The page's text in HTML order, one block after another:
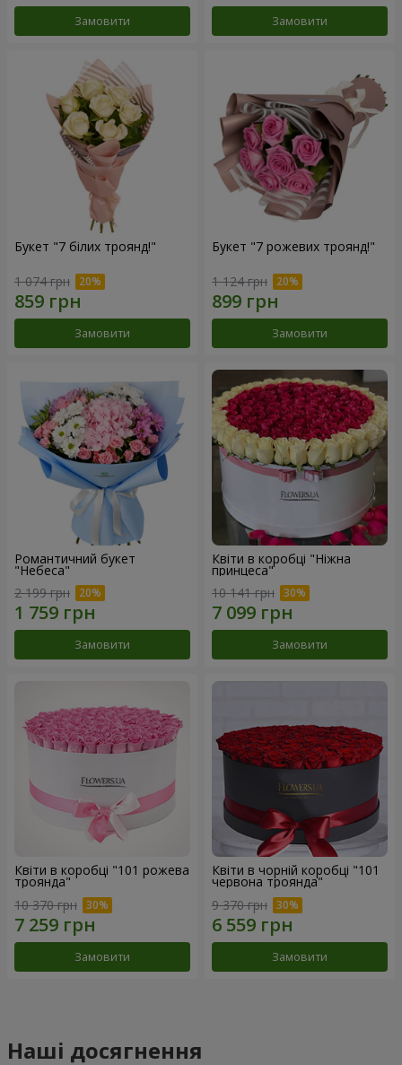
Замовити Замовити
Букет "7 білих троянд!"
1 074 грн
Замовити
Букет "7 рожевих троянд!"
1 124 грн
Замовити
Романтичний букет
"Небеса"
2 199 грн
Замовити
Квіти в коробці "Ніжна
принцеса"
10 141 грн
Замовити
Квіти в коробці "101 рожева
троянда"
10 370 грн
Замовити
Квіти в чорній коробці "101
червона троянда"
9 370 грн
Замовити
Наші досягнення